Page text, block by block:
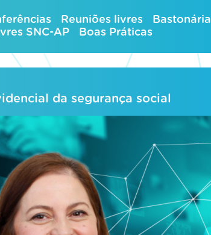
Reuniões livres Bastonária
SNC-AP Boas Práticas
da segurança social